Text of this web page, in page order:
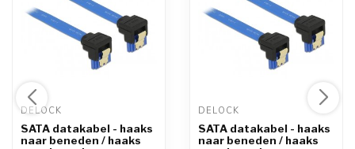
DELOCK
SATA datakabel - haaks
naar beneden / haaks
DELOCK
SATA datakabel - haaks
naar beneden / haaks